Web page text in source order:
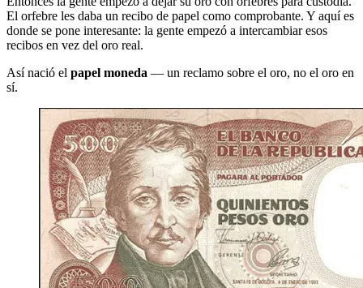
El orfebre les daba un recibo de papel como comprobante. Y aquí es
donde se pone interesante: la gente empezó a intercambiar esos
recibos en vez del oro real.
Así nació el papel moneda — un reclamo sobre el oro, no el oro en
sí.